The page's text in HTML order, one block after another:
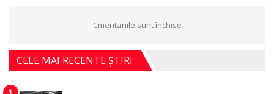
Cmentariile sunt închise
CELE MAI RECENTE ȘTIRI